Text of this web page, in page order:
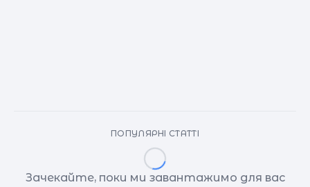
ПОПУЛЯРНІ СТАТТІ
Зачекайте, поки ми завантажимо для вас